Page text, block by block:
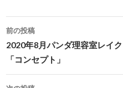
投稿ナビゲーシ
前の投稿
2020年8月パンダ理容室レ
「コンセプト」